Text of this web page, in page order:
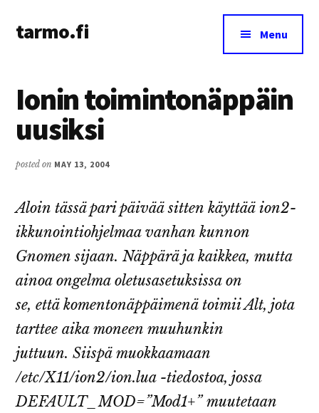
main
primary
menu
tarmo.fi
on
education,
technology,
and
Menu
Ionin toimintonäppäin
uusiksi
posted on MAY 13, 2004
Aloin tässä pari päivää sitten käyttää ion2-
ikkunointiohjelmaa vanhan kunnon
Gnomen sijaan. Näppärä ja kaikkea, mutta
ainoa ongelma oletusasetuksissa on
se, että komentonäppäimenä toimii Alt, jota
tarttee aika moneen muuhunkin
juttuun. Siispä muokkaamaan
/etc/X11/ion2/ion.lua -tiedostoa, jossa
DEFAULT_MOD=”Mod1+” muutetaan